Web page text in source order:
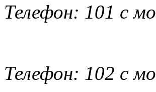
Телефон: 101 с
Телефон: 102 с